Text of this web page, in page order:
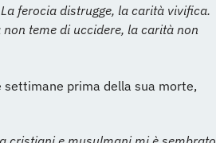
ferocia distrugge, la carità vivifica.
non teme di uccidere, la carità non
prima della sua morte,